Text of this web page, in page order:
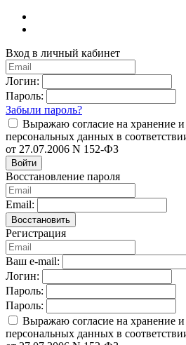
Вход в личный кабинет
Логин:
Пароль:
Забыли пароль?
Выражаю согласие на хранение
персональных данных в
от 27.07.2006 N 152-ФЗ
Войти
Восстановление пароля
Email:
Восстановить
Регистрация
Ваш e-mail:
Логин:
Пароль:
Пароль:
Выражаю согласие на хранение
персональных данных в